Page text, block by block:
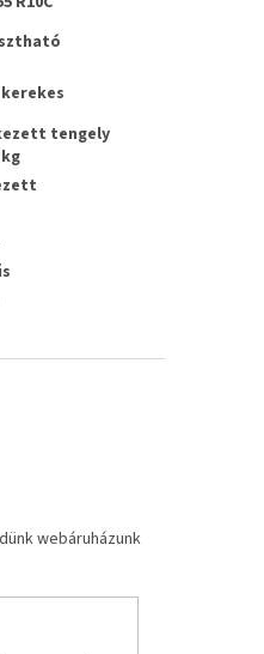
tengely
kg
webáruházunk